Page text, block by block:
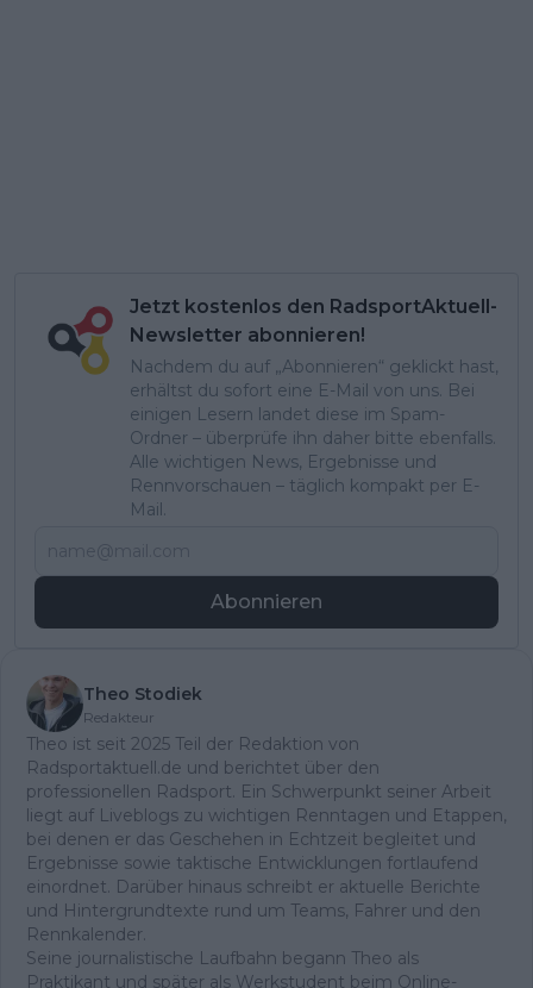
Jetzt kostenlos den RadsportAktuell-
Newsletter abonnieren!
Nachdem du auf „Abonnieren“ geklickt hast,
erhältst du sofort eine E-Mail von uns. Bei
einigen Lesern landet diese im Spam-
Ordner – überprüfe ihn daher bitte ebenfalls.
Alle wichtigen News, Ergebnisse und
Rennvorschauen – täglich kompakt per E-
Mail.
Abonnieren
Theo Stodiek
Redakteur
Theo ist seit 2025 Teil der Redaktion von
Radsportaktuell.de und berichtet über den
professionellen Radsport. Ein Schwerpunkt seiner Arbeit
liegt auf Liveblogs zu wichtigen Renntagen und Etappen,
bei denen er das Geschehen in Echtzeit begleitet und
Ergebnisse sowie taktische Entwicklungen fortlaufend
einordnet. Darüber hinaus schreibt er aktuelle Berichte
und Hintergrundtexte rund um Teams, Fahrer und den
Rennkalender.
Seine journalistische Laufbahn begann Theo als
Praktikant und später als Werkstudent beim Online-